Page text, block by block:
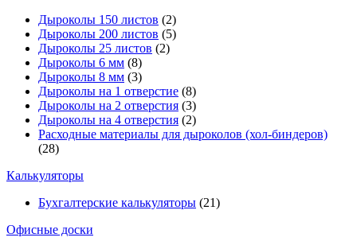
Дыроколы 150 листов (2)
Дыроколы 200 листов (5)
Дыроколы 25 листов (2)
Дыроколы 6 мм (8)
Дыроколы 8 мм (3)
Дыроколы на 1 отверстие (8)
Дыроколы на 2 отверстия (3)
Дыроколы на 4 отверстия (2)
Расходные материалы для дыроколов (хол-биндеров)
(28)
Калькуляторы
Бухгалтерские калькуляторы (21)
Офисные доски